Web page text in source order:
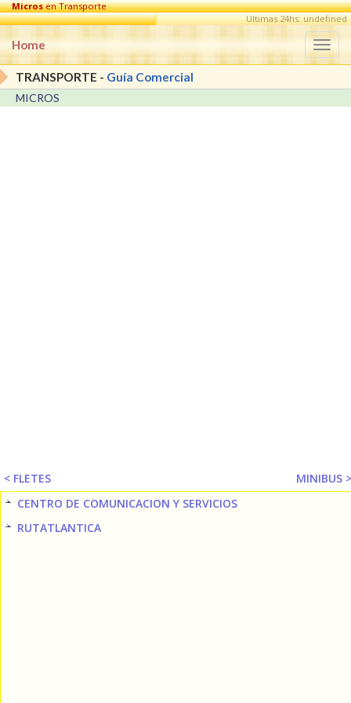
Microsen Transporte
Ultimas 24hs: undefined
Home
TRANSPORTE - Guía Comercial
MICROS
< FLETES
MINIBUS >
CENTRO DE COMUNICACION Y SERVICIOS
RUTATLANTICA